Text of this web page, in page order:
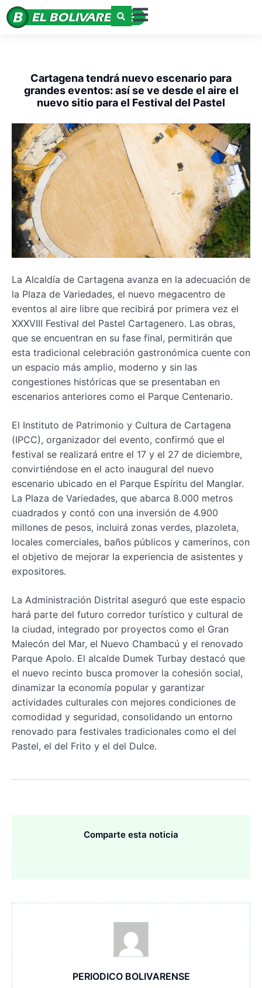
Cartagena tendrá nuevo escenario para
grandes eventos: así se ve desde el aire el
nuevo sitio para el Festival del Pastel
La Alcaldía de Cartagena avanza en la adecuación de
la Plaza de Variedades, el nuevo megacentro de
eventos al aire libre que recibirá por primera vez el
XXXVIII Festival del Pastel Cartagenero. Las obras,
que se encuentran en su fase final, permitirán que
esta tradicional celebración gastronómica cuente con
un espacio más amplio, moderno y sin las
congestiones históricas que se presentaban en
escenarios anteriores como el Parque Centenario.
El Instituto de Patrimonio y Cultura de Cartagena
(IPCC), organizador del evento, confirmó que el
festival se realizará entre el 17 y el 27 de diciembre,
convirtiéndose en el acto inaugural del nuevo
escenario ubicado en el Parque Espíritu del Manglar.
La Plaza de Variedades, que abarca 8.000 metros
cuadrados y contó con una inversión de 4.900
millones de pesos, incluirá zonas verdes, plazoleta,
locales comerciales, baños públicos y camerinos, con
el objetivo de mejorar la experiencia de asistentes y
expositores.
La Administración Distrital aseguró que este espacio
hará parte del futuro corredor turístico y cultural de
la ciudad, integrado por proyectos como el Gran
Malecón del Mar, el Nuevo Chambacú y el renovado
Parque Apolo. El alcalde Dumek Turbay destacó que
el nuevo recinto busca promover la cohesión social,
dinamizar la economía popular y garantizar
actividades culturales con mejores condiciones de
comodidad y seguridad, consolidando un entorno
renovado para festivales tradicionales como el del
Pastel, el del Frito y el del Dulce.
Comparte esta noticia
PERIODICO BOLIVARENSE